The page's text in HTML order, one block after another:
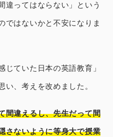
違ってはならない」という
ではないかと不安になりま
じていた日本の英語教育」
い、考えを改めました。
間違えるし、先生だって間
さないように等身大で授業